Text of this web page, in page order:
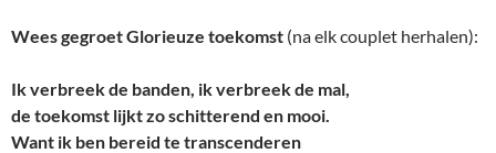
Wees gegroet Glorieuze toekomst (na elk couplet herhalen):
Ik verbreek de banden, ik verbreek de mal,
de toekomst lijkt zo schitterend en mooi.
Want ik ben bereid te transcenderen